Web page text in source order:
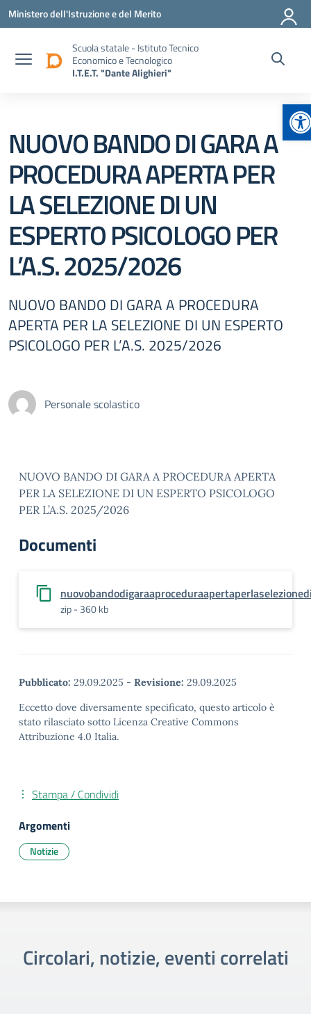
Vai ai contenuti
Vai al menu di navigazione
Vai al footer
Ministero dell'Istruzione e del Merito
Scuola statale - Istituto Tecnico
Economico e Tecnologico
I.T.E.T. "Dante Alighieri"
NUOVO BANDO DI GARA A
PROCEDURA APERTA PER
LA SELEZIONE DI UN
ESPERTO PSICOLOGO PER
L’A.S. 2025/2026
NUOVO BANDO DI GARA A PROCEDURA
APERTA PER LA SELEZIONE DI UN ESPERTO
PSICOLOGO PER L’A.S. 2025/2026
Personale scolastico
NUOVO BANDO DI GARA A PROCEDURA APERTA
PER LA SELEZIONE DI UN ESPERTO PSICOLOGO
PER L’A.S. 2025/2026
Documenti
zip - 360 kb
Pubblicato: 29.09.2025 - Revisione: 29.09.2025
Eccetto dove diversamente specificato, questo articolo è
stato rilasciato sotto Licenza Creative Commons
Attribuzione 4.0 Italia.
Stampa / Condividi
Argomenti
Notizie
Circolari, notizie, eventi correlati